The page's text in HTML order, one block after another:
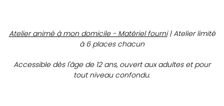
Atelier animé à mon domicile - Matériel fourni| Atelier limité
à 6 places chacun
Accessible dès l'âge de 12 ans, ouvert aux adultes et pour
tout niveau confondu.